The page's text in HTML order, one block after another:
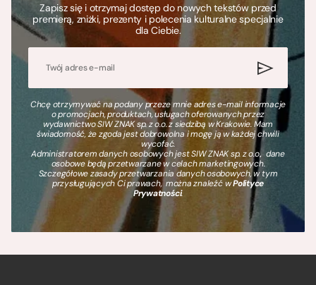
Zapisz się i otrzymaj dostęp do nowych tekstów przed
premierą, zniżki, prezenty i polecenia kulturalne specjalnie
dla Ciebie.
Chcę otrzymywać na podany przeze mnie adres e-mail informacje
o promocjach, produktach, usługach oferowanych przez
wydawnictwo SIW ZNAK sp. z o.o. z siedzibą w Krakowie. Mam
świadomość, że zgoda jest dobrowolna i mogę ją w każdej chwili
wycofać.
Administratorem danych osobowych jest SIW ZNAK sp. z o.o., dane
osobowe będą przetwarzane w celach marketingowych.
Szczegółowe zasady przetwarzania danych osobowych, w tym
przysługujących Ci prawach, można znaleźć wPolityce
Prywatności.